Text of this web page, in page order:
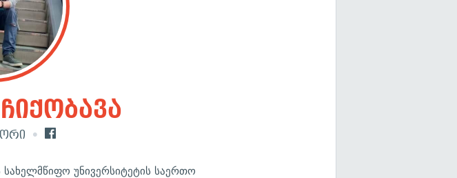
უნივერსიტეტის საერთო